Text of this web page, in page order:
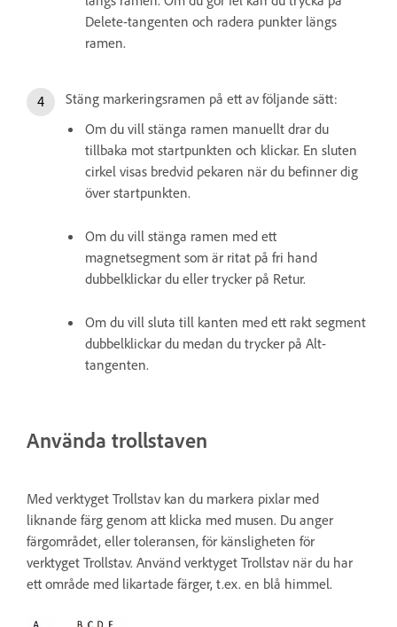
Delete-tangenten och radera punkter längs
ramen.
Stäng markeringsramen på ett av följande sätt:
Om du vill stänga ramen manuellt drar du
tillbaka mot startpunkten och klickar. En sluten
cirkel visas bredvid pekaren när du befinner dig
över startpunkten.
Om du vill stänga ramen med ett
magnetsegment som är ritat på fri hand
dubbelklickar du eller trycker på Retur.
Om du vill sluta till kanten med ett rakt segment
dubbelklickar du medan du trycker på Alt-
tangenten.
Använda trollstaven
Med verktyget Trollstav kan du markera pixlar med
liknande färg genom att klicka med musen. Du anger
färgområdet, eller toleransen, för känsligheten för
verktyget Trollstav. Använd verktyget Trollstav när du har
ett område med likartade färger, t.ex. en blå himmel.